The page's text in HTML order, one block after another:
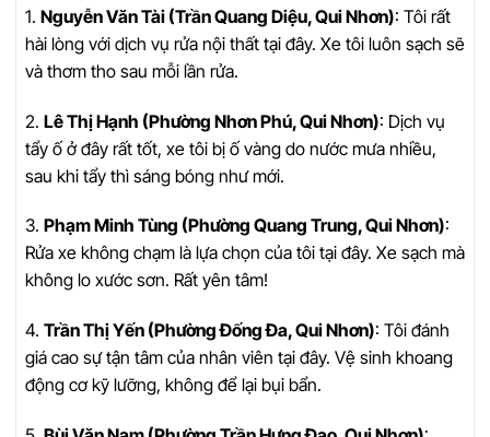
1. Nguyễn Văn Tài (Trần Quang Diệu, Qui Nhơn): Tôi rất
hài lòng với dịch vụ rửa nội thất tại đây. Xe tôi luôn sạch sẽ
và thơm tho sau mỗi lần rửa.
2. Lê Thị Hạnh (Phường Nhơn Phú, Qui Nhơn): Dịch vụ
tẩy ố ở đây rất tốt, xe tôi bị ố vàng do nước mưa nhiều,
sau khi tẩy thì sáng bóng như mới.
3. Phạm Minh Tùng (Phường Quang Trung, Qui Nhơn):
Rửa xe không chạm là lựa chọn của tôi tại đây. Xe sạch mà
không lo xước sơn. Rất yên tâm!
4. Trần Thị Yến (Phường Đống Đa, Qui Nhơn): Tôi đánh
giá cao sự tận tâm của nhân viên tại đây. Vệ sinh khoang
động cơ kỹ lưỡng, không để lại bụi bẩn.